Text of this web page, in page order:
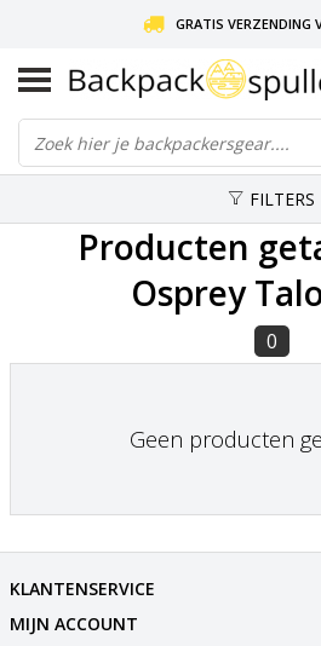
GRATIS VERZENDING
LIEFDE VOOR
30 DAGEN GRATIS
FILTERS
Producten
Osprey
0
Geen producten
KLANTENSERVICE
MIJN ACCOUNT